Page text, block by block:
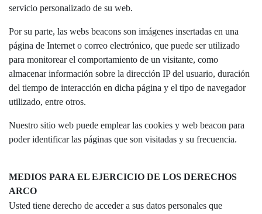
servicio personalizado de su web.
Por su parte, las webs beacons son imágenes insertadas en una
página de Internet o correo electrónico, que puede ser utilizado
para monitorear el comportamiento de un visitante, como
almacenar información sobre la dirección IP del usuario, duración
del tiempo de interacción en dicha página y el tipo de navegador
utilizado, entre otros.
Nuestro sitio web puede emplear las cookies y web beacon para
poder identificar las páginas que son visitadas y su frecuencia.
MEDIOS PARA EL EJERCICIO DE LOS DERECHOS
ARCO
Usted tiene derecho de acceder a sus datos personales que